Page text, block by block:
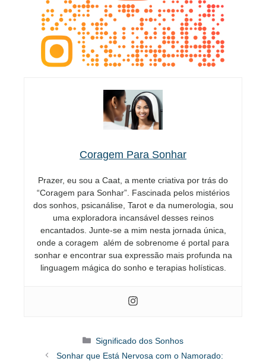
Coragem Para Sonhar
Prazer, eu sou a Caat, a mente criativa por trás do
“Coragem para Sonhar”. Fascinada pelos mistérios
dos sonhos, psicanálise, Tarot e da numerologia, sou
uma exploradora incansável desses reinos
encantados. Junte-se a mim nesta jornada única,
onde a coragem além de sobrenome é portal para
sonhar e encontrar sua expressão mais profunda na
linguagem mágica do sonho e terapias holísticas.
Categorias
Significado dos Sonhos
Sonhar que Está Nervosa com o Namorado: